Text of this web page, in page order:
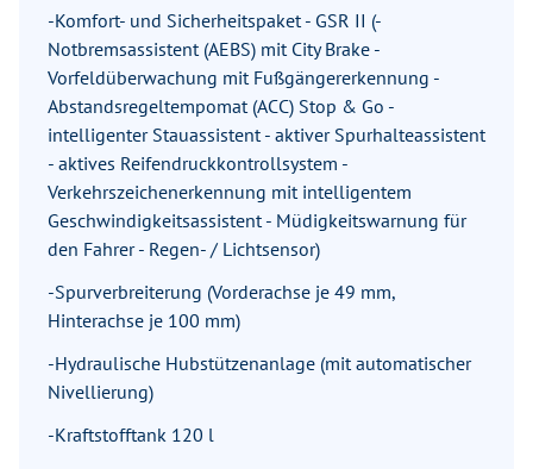
-Komfort- und Sicherheitspaket - GSR II (-
Notbremsassistent (AEBS) mit City Brake -
Vorfeldüberwachung mit Fußgängererkennung -
Abstandsregeltempomat (ACC) Stop & Go -
intelligenter Stauassistent - aktiver Spurhalteassistent
- aktives Reifendruckkontrollsystem -
Verkehrszeichenerkennung mit intelligentem
Geschwindigkeitsassistent - Müdigkeitswarnung für
den Fahrer - Regen- / Lichtsensor)
-Spurverbreiterung (Vorderachse je 49 mm,
Hinterachse je 100 mm)
-Hydraulische Hubstützenanlage (mit automatischer
Nivellierung)
-Kraftstofftank 120 l